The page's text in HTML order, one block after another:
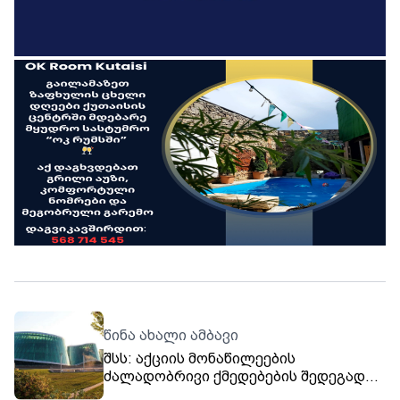
წინა ახალი ამბავი
შსს: აქციის მონაწილეების
ძალადობრივი ქმედებების შედეგად